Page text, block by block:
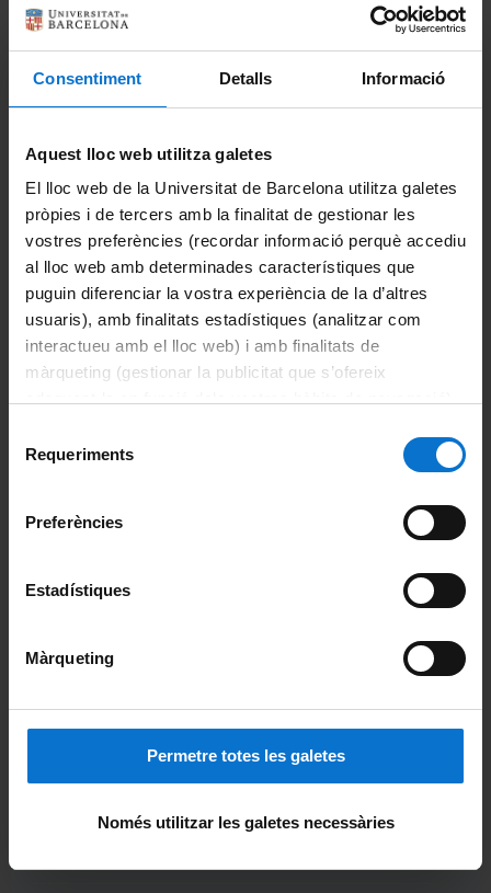
Consentiment Detalls Informació
Aquest lloc web utilitza galetes
El lloc web de la Universitat de Barcelona utilitza galetes
pròpies i de tercers amb la finalitat de gestionar les
vostres preferències (recordar informació perquè accediu
al lloc web amb determinades característiques que
puguin diferenciar la vostra experiència de la d’altres
usuaris), amb finalitats estadístiques (analitzar com
interactueu amb el lloc web) i amb finalitats de
màrqueting (gestionar la publicitat que s’ofereix
consultar laPolítica de galetes del lloc web de la
Requeriments
Preferències
Estadístiques
Màrqueting
Permetre totes les galetes
Només utilitzar les galetes necessàries
Avaluació única
Convocatòria extraordinària de final d’estudis
Alumnes de nou accés
Alumnes que continuen estudis de grau
Anul·lació de matrícula
Canvi de grup
Inclusió a les llistes d'automatrícula
Devolucions econòmiques per canvi de matrícula,
anul·lacions o beca equitat